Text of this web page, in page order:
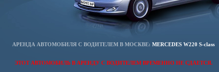
АРЕНДА АВТОМОБИЛЯ С ВОДИТЕЛЕМ В МОСКВЕ: MERCEDES W220 S-class
ЭТОТ АВТОМОБИЛЬ В АРЕНДУ С ВОДИТЕЛЕМ ВРЕМЕННО НЕ СДАЕТСЯ.